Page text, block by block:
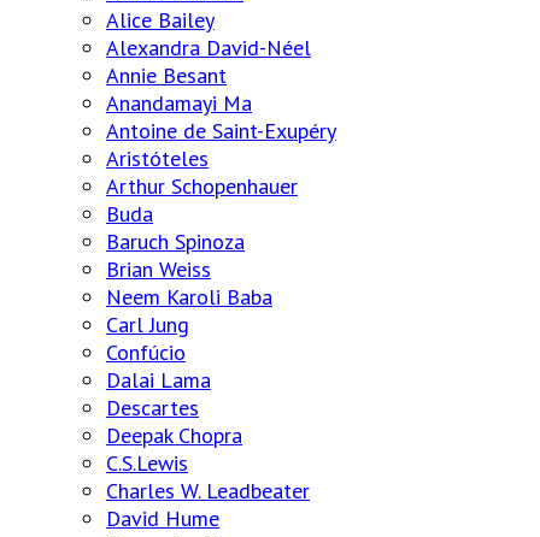
Alice Bailey
Alexandra David-Néel
Annie Besant
Anandamayi Ma
Antoine de Saint-Exupéry
Aristóteles
Arthur Schopenhauer
Buda
Baruch Spinoza
Brian Weiss
Neem Karoli Baba
Carl Jung
Confúcio
Dalai Lama
Descartes
Deepak Chopra
C.S.Lewis
Charles W. Leadbeater
David Hume